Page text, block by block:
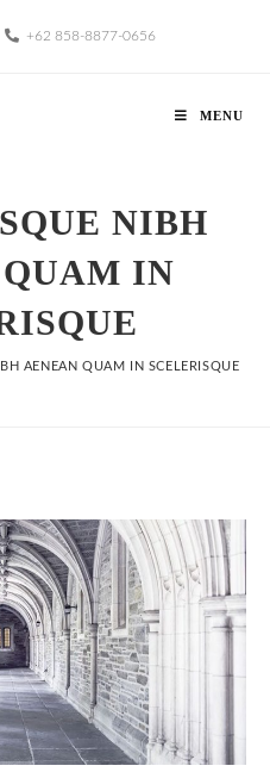
+62 858-8877-0656
MENU
NIBH
IN
AENEAN QUAM IN SCELERISQUE